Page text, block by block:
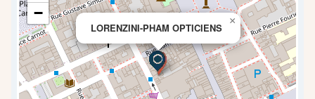
LORENZINI-PHAM OPTICIENS
×
−